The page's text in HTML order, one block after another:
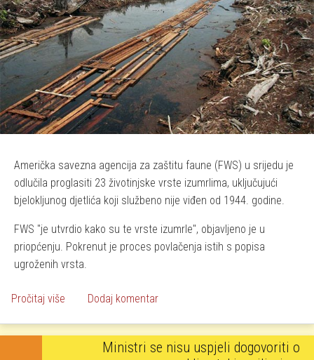
Američka savezna agencija za zaštitu faune (FWS) u srijedu je
odlučila proglasiti 23 životinjske vrste izumrlima, uključujući
bjelokljunog djetlića koji službeno nije viđen od 1944. godine.
FWS "je utvrdio kako su te vrste izumrle", objavljeno je u
priopćenju. Pokrenut je proces povlačenja istih s popisa
ugroženih vrsta.
Pročitaj više o Američka agencija proglasila 23 životinjske i biljne
Dodaj komentar
Ministri se nisu uspjeli dogovoriti o